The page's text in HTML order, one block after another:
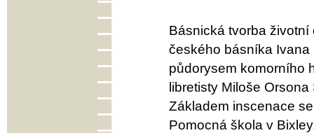
Básnická tvorba
českého básníka Ivana
půdorysem komorního
libretisty Miloše
Základem inscenace
Pomocná škola v